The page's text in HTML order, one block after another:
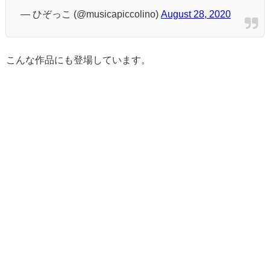
— ひぞっこ (@musicapiccolino) August 28, 2020
こんな作品にも登場しています。